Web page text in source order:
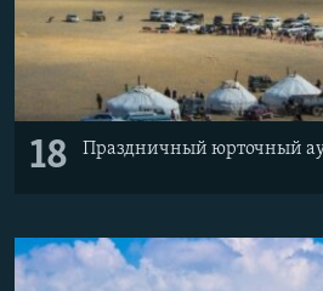
18 Праздничный юрточный